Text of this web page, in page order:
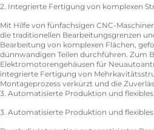
2. Integrierte Fertigung von komplexen
Mit Hilfe von fünfachsigen CNC-
die traditionellen Bearbeitungsgrenzen
Bearbeitung von komplexen Flächen,
dünnwandigen Teilen durchführen. Zum
Elektromotorengehäusen für
integrierte Fertigung von
Montageprozess verkürzt und die
3. Automatisierte Produktion und
3. Automatisierte Produktion und